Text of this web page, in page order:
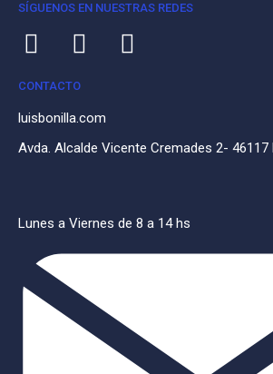
SÍGUENOS EN NUESTRAS REDES
CONTACTO
luisbonilla.com
Avda. Alcalde Vicente Cremades 2-
Lunes a Viernes de 8 a 14 hs